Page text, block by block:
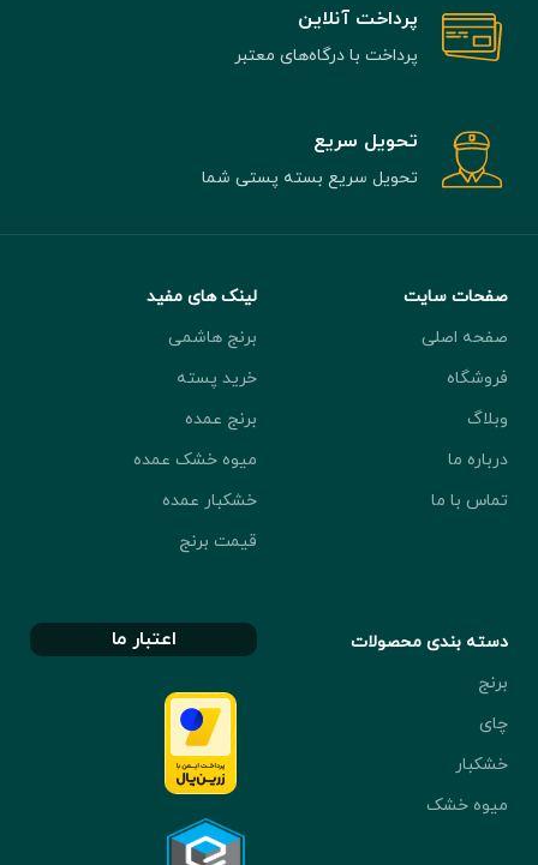
پرداخت آنلاین
پرداخت با درگاه‌های معتبر
تحویل سریع
تحویل سریع بسته پستی شما
صفحات سایت
صفحه اصلی
فروشگاه
وبلاگ
درباره ما
تماس با ما
لینک های مفید
برنج هاشمی
خرید پسته
برنج عمده
میوه خشک عمده
خشکبار عمده
قیمت برنج
دسته بندی محصولات
برنج
چای
خشکبار
میوه خشک
اعتبار ما